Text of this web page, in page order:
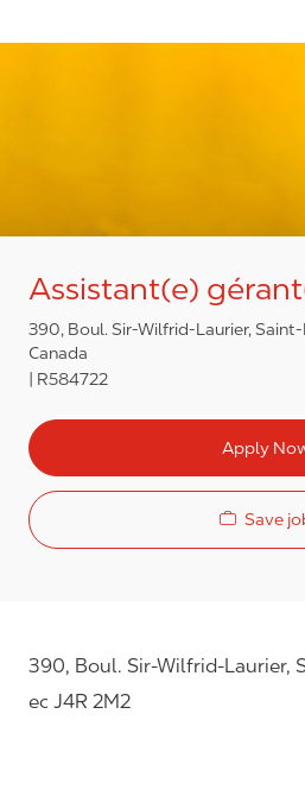
Assistant(e)
390, Boul. Sir-Wilfrid-Laurier,
Canada
R584722
Apply
Save
390, Boul. Sir-Wilfrid-Laurier,
ec J4R 2M2